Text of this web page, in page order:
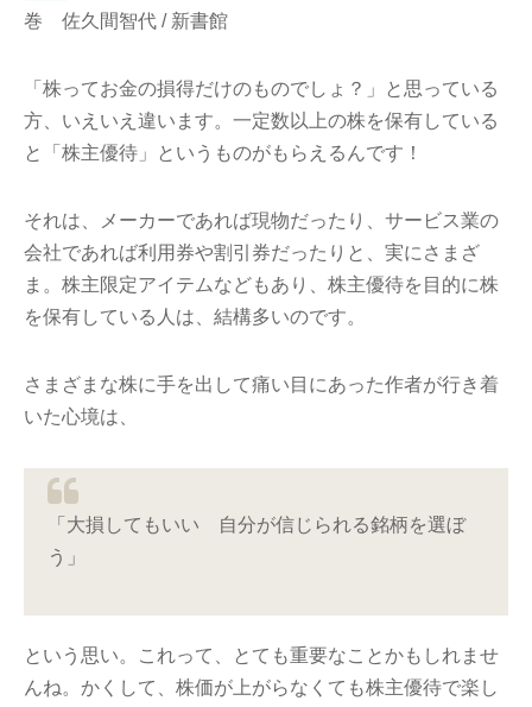
巻 佐久間智代 / 新書館
「株ってお金の損得だけのものでしょ？」と思っている
方、いえいえ違います。一定数以上の株を保有している
と「株主優待」というものがもらえるんです！
それは、メーカーであれば現物だったり、サービス業の
会社であれば利用券や割引券だったりと、実にさまざ
ま。株主限定アイテムなどもあり、株主優待を目的に株
を保有している人は、結構多いのです。
さまざまな株に手を出して痛い目にあった作者が行き着
いた心境は、
「大損してもいい 自分が信じられる銘柄を選ぼ
う」
という思い。これって、とても重要なことかもしれませ
んね。かくして、株価が上がらなくても株主優待で楽し